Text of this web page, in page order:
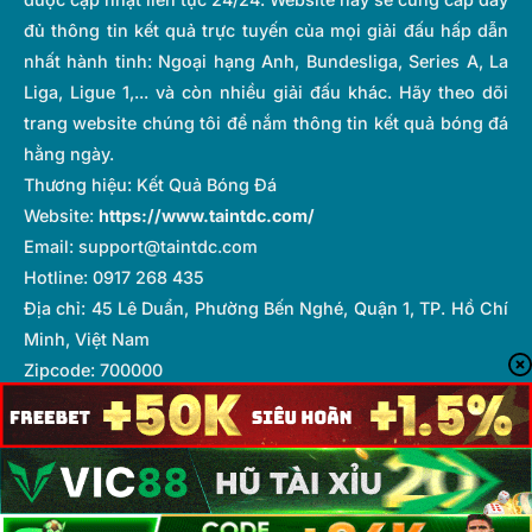
đủ thông tin kết quả trực tuyến của mọi giải đấu hấp dẫn
nhất hành tinh: Ngoại hạng Anh, Bundesliga, Series A, La
Liga, Ligue 1,... và còn nhiều giải đấu khác. Hãy theo dõi
trang website chúng tôi để nắm thông tin kết quả bóng đá
hằng ngày.
Thương hiệu: Kết Quả Bóng Đá
Website: https://www.taintdc.com/
Email: support@taintdc.com
Hotline: 0917 268 435
Địa chỉ: 45 Lê Duẩn, Phường Bến Nghé, Quận 1, TP. Hồ Chí
Minh, Việt Nam
Zipcode: 700000
Hashtags: #KQBĐ #KếtQuảBóngĐá #TySoTrucTiep
#KetQua #BongDaNhanh
Tổng biên tập:Hà Lê Cường